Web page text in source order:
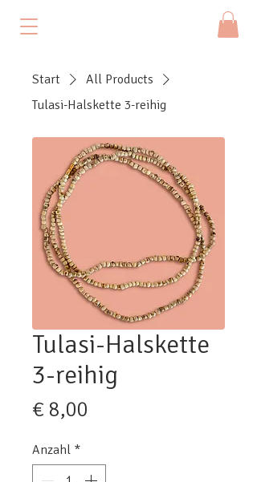
Start
All Products
Tulasi-Halskette 3-reihig
Tulasi-Halskette
3-reihig
€ 8,00
Anzahl *